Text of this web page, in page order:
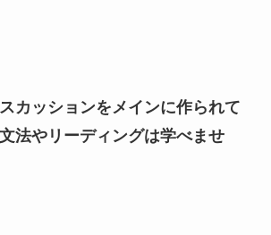
カッションをメインに作られて
法やリーディングは学べませ